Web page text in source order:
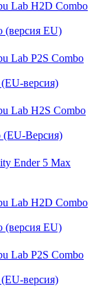
(версия EU)
версия)
(EU-Версия)
(версия EU)
версия)